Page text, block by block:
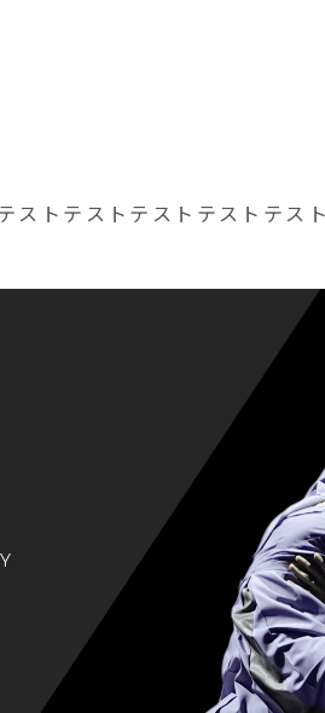
ストテストテストテストテス